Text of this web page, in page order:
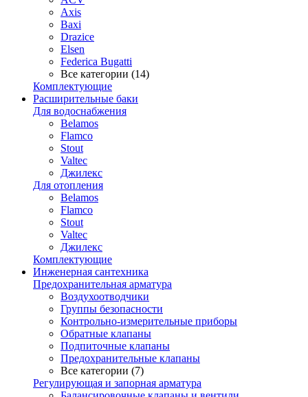
Axis
Baxi
Drazice
Elsen
Federica Bugatti
Все категории (14)
Комплектующие
Расширительные баки
Для водоснабжения
Belamos
Flamco
Stout
Valtec
Джилекс
Для отопления
Belamos
Flamco
Stout
Valtec
Джилекс
Комплектующие
Инженерная сантехника
Предохранительная арматура
Воздухоотводчики
Группы безопасности
Контрольно-измерительные приборы
Обратные клапаны
Подпиточные клапаны
Предохранительные клапаны
Все категории (7)
Регулирующая и запорная арматура